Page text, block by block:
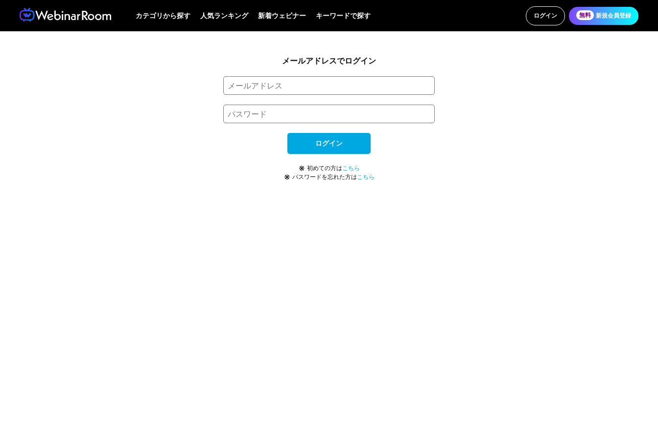
カテゴリから探す 人気ランキング 新着ウェビナー キーワードで探す ログイン 無料 新規会員登録
メールアドレスでログイン
ログイン
※ 初めての方は こちら
※ パスワードを忘れた方は こちら